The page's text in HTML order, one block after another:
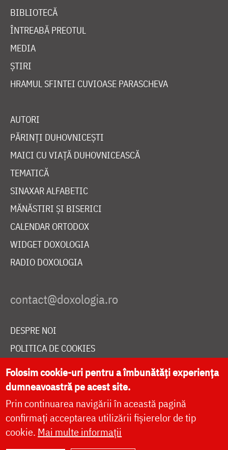
BIBLIOTECĂ
ÎNTREABĂ PREOTUL
MEDIA
ȘTIRI
HRAMUL SFINTEI CUVIOASE PARASCHEVA
AUTORI
PĂRINȚI DUHOVNICEȘTI
MAICI CU VIAȚĂ DUHOVNICEASCĂ
TEMATICĂ
SINAXAR ALFABETIC
MĂNĂSTIRI ȘI BISERICI
CALENDAR ORTODOX
WIDGET DOXOLOGIA
RADIO DOXOLOGIA
DESPRE NOI
POLITICA DE COOKIES
DONEAZĂ ONLINE PENTRU CATEDRALA NAȚIONALĂ
LIVE
Folosim cookie-uri pentru a îmbunătăți experiența
dumneavoastră pe acest site.
Prin continuarea navigării în această pagină
confirmați acceptarea utilizării fișierelor de tip
cookie. Mai multe informații